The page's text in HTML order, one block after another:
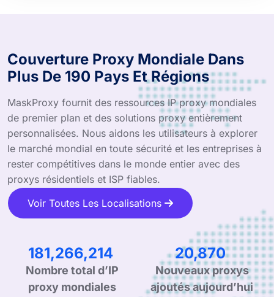
Couverture Proxy Mondiale Dans
Plus De 190 Pays Et Régions
MaskProxy fournit des ressources IP proxy mondiales
de premier plan et des solutions proxy entièrement
personnalisées. Nous aidons les utilisateurs à explorer
le marché mondial en toute sécurité et les entreprises à
rester compétitives dans le monde entier avec des
proxys résidentiels et ISP fiables.
Voir Toutes Les Localisations
275,839,891
Nombre total d’IP
proxy mondiales
31,759
Nouveaux proxys
ajoutés aujourd’hui